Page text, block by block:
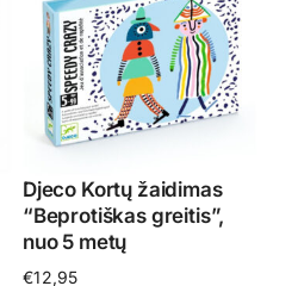
Djeco Kortų žaidimas
“Beprotiškas greitis”,
nuo 5 metų
€12,95